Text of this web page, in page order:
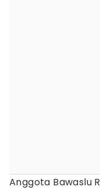
Anggota Bawaslu